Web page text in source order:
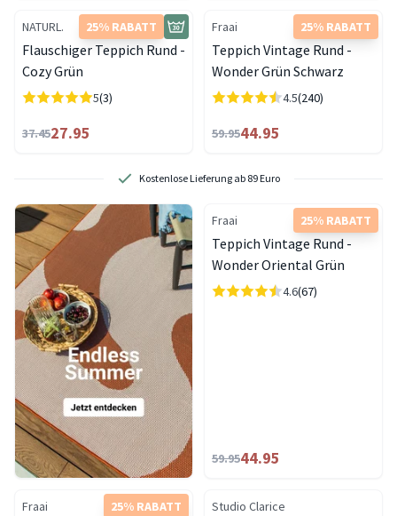
25% RABATT
NATURL.
Flauschiger Teppich Rund -
Cozy Grün
5(3)
37.4527.95
25% RABATT
Fraai
Teppich Vintage Rund -
Wonder Grün Schwarz
4.5(240)
59.9544.95
Kostenlose Lieferung ab 89 Euro
25% RABATT
Fraai
Teppich Vintage Rund -
Wonder Oriental Grün
4.6(67)
59.9544.95
25% RABATT
Fraai Studio Clarice